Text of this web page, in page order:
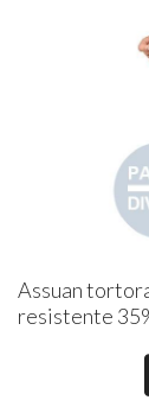
Assuan
resistente